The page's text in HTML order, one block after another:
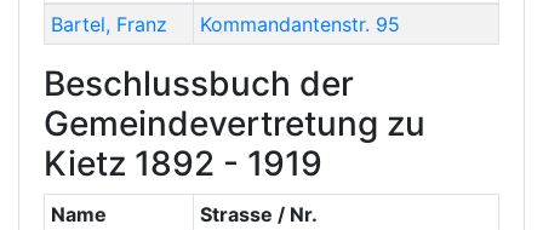
Bartel, Franz Kommandantenstr. 95
Beschlussbuch der
Gemeindevertretung zu
Kietz 1892 - 1919
Name
Strasse / Nr.